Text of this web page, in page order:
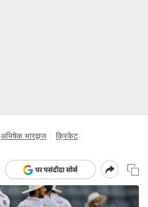
अभिषेक भारद्वाज
क्रिकेट